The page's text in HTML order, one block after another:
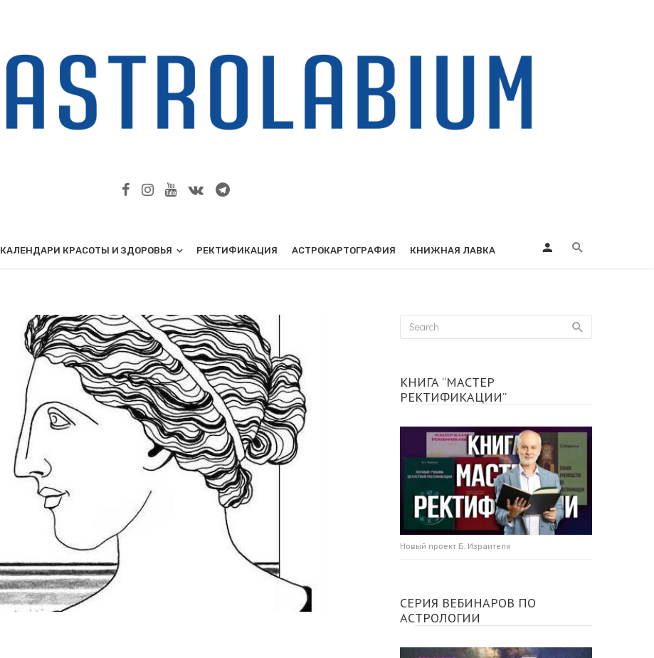
КАЛЕНДАРИ КРАСОТЫ И ЗДОРОВЬЯ РЕКТИФИКАЦИЯ АСТРОКАРТОГРАФИЯ КНИЖНАЯ ЛАВКА
КНИГА “МАСТЕР
РЕКТИФИКАЦИИ”
Новый проект Б. Израителя
СЕРИЯ ВЕБИНАРОВ ПО
АСТРОЛОГИИ